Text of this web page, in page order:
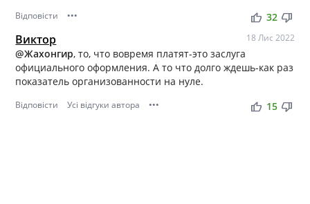
Відповісти ••• thumb_up thumb_down
32
Виктор 18 Лис 2022
@Жахонгир, то, что вовремя платят-это заслуга
официального оформления. А то что долго ждешь-как раз
показатель организованности на нуле.
Відповісти Усі відгуки автора ••• thumb_up thumb_down
15